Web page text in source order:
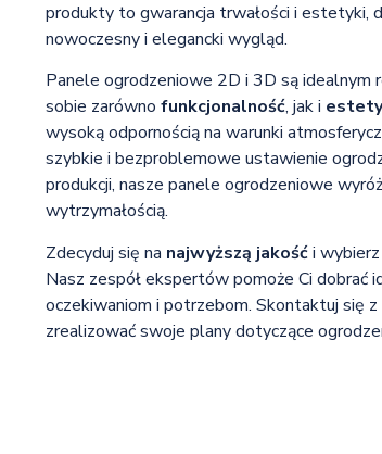
produkty to gwarancja trwałości i estetyki,
nowoczesny i elegancki wygląd.
Panele ogrodzeniowe 2D i 3D są idealnym
sobie zarówno funkcjonalność, jak i
wysoką odpornością na warunki
szybkie i bezproblemowe ustawienie
produkcji, nasze panele ogrodzeniowe
wytrzymałością.
Zdecyduj się na najwyższą jakośći
Nasz zespół ekspertów pomoże Ci
oczekiwaniom i potrzebom. Skontaktuj się z
zrealizować swoje plany dotyczące